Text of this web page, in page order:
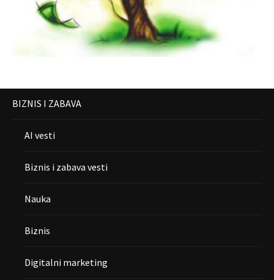
BIZNIS I ZABAVA
AI vesti
Biznis i zabava vesti
Nauka
Biznis
Digitalni marketing